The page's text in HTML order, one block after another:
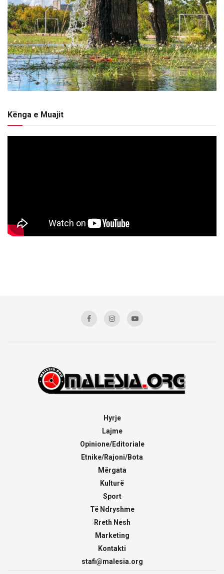
Kënga e Muajit
Hyrje
Lajme
Opinione/Editoriale
Etnike/Rajoni/Bota
Mërgata
Kulturë
Sport
Të Ndryshme
Rreth Nesh
Marketing
Kontakti
stafi@malesia.org